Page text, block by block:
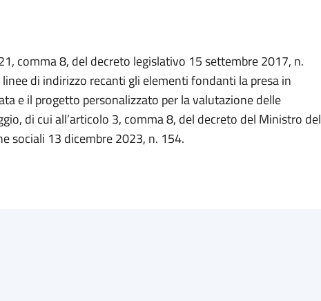
comma 8, del decreto legislativo 15 settembre 2017, n.
di indirizzo recanti gli elementi fondanti la presa in
e il progetto personalizzato per la valutazione delle
di cui all’articolo 3, comma 8, del decreto del Ministro del
sociali 13 dicembre 2023, n. 154.